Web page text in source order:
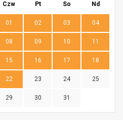
Czw Pt So Nd
01 02 03 04
08 09 10 11
15 16 17 18
22 23 24 25
29 30 31